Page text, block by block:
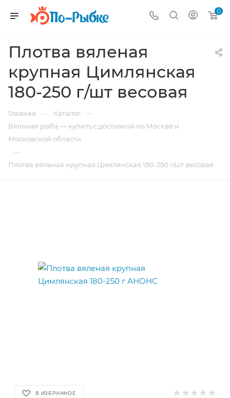
0
Плотва вяленая
крупная Цимлянская
180-250 г/шт весовая
Главная — Каталог —
Вяленая рыба — купить с доставкой по Москве и
Московской области
—
Плотва вяленая крупная Цимлянская 180-250 г/шт весовая
В ИЗБРАННОЕ